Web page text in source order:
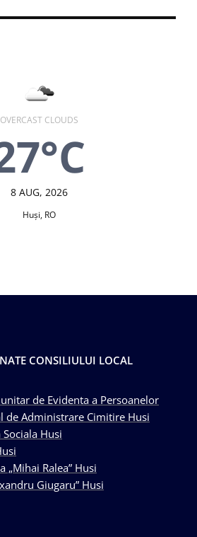
OVERCAST CLOUDS
8 AUG, 2026
Huşi, RO
CONSILIULUI LOCAL
de Evidenta a Persoanelor
de Administrare Cimitire Husi
Husi
„Mihai Ralea” Husi
Giugaru” Husi